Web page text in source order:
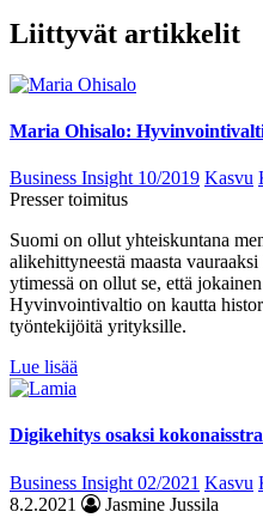
Liittyvät artikkelit
Maria Ohisalo:
Business Insight 10/2019 Kasvu
Presser toimitus
Suomi on ollut yhteiskuntana
alikehittyneestä maasta
ytimessä on ollut se, että
Hyvinvointivaltio on kautta
työntekijöitä yrityksille.
Lue lisää
Digikehitys osaksi
Business Insight 02/2021 Kasvu
8.2.2021
Jasmine Jussila